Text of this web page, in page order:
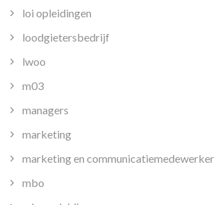
loi opleidingen
loodgietersbedrijf
lwoo
m03
managers
marketing
marketing en communicatiemedewerker
mbo